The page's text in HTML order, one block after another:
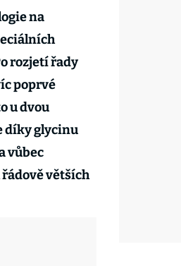
na
rozjetí řady
poprvé
u dvou
díky glycinu
vůbec
řádově větších